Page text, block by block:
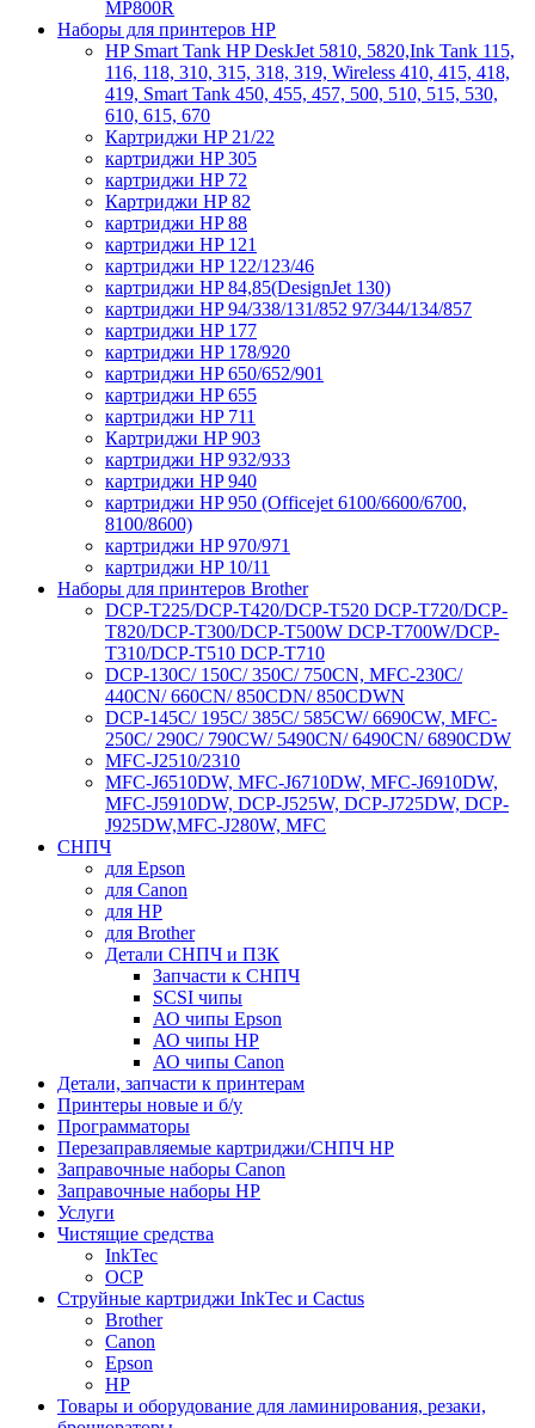
MP800R
Наборы для принтеров HP
HP Smart Tank HP DeskJet 5810, 5820,Ink Tank 115,
116, 118, 310, 315, 318, 319, Wireless 410, 415, 418,
419, Smart Tank 450, 455, 457, 500, 510, 515, 530,
610, 615, 670
Картриджи HP 21/22
картриджи HP 305
картриджи HP 72
Картриджи HP 82
картриджи HP 88
картриджи HP 121
картриджи HP 122/123/46
картриджи HP 84,85(DesignJet 130)
картриджи HP 94/338/131/852 97/344/134/857
картриджи HP 177
картриджи HP 178/920
картриджи HP 650/652/901
картриджи HP 655
картриджи HP 711
Картриджи HP 903
картриджи HP 932/933
картриджи HP 940
картриджи HP 950 (Officejet 6100/6600/6700,
8100/8600)
картриджи HP 970/971
картриджи HP 10/11
Наборы для принтеров Brother
DCP-T225/DCP-T420/DCP-T520 DCP-T720/DCP-
T820/DCP-T300/DCP-T500W DCP-T700W/DCP-
T310/DCP-T510 DCP-T710
DCP-130C/ 150C/ 350C/ 750CN, MFC-230C/
440CN/ 660CN/ 850CDN/ 850CDWN
DCP-145C/ 195C/ 385C/ 585CW/ 6690CW, MFC-
250C/ 290C/ 790CW/ 5490CN/ 6490CN/ 6890CDW
MFC-J2510/2310
MFC-J6510DW, MFC-J6710DW, MFC-J6910DW,
MFC-J5910DW, DCP-J525W, DCP-J725DW, DCP-
J925DW,MFC-J280W, MFC
СНПЧ
для Epson
для Canon
для HP
для Brother
Детали СНПЧ и ПЗК
Запчасти к СНПЧ
SCSI чипы
АО чипы Epson
АО чипы HP
АО чипы Canon
Детали, запчасти к принтерам
Принтеры новые и б/у
Программаторы
Перезаправляемые картриджи/СНПЧ HP
Заправочные наборы Canon
Заправочные наборы HP
Услуги
Чистящие средства
InkTec
OCP
Струйные картриджи InkTec и Cactus
Brother
Canon
Epson
HP
Товары и оборудование для ламинирования, резаки,